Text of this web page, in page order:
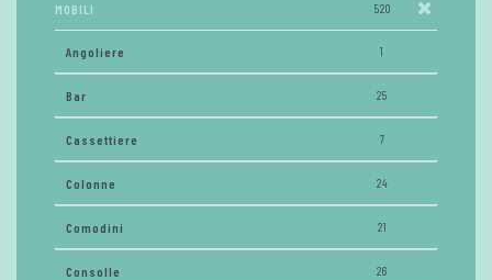
MOBILI 520
Angoliere 1
Bar 25
Cassettiere 7
Colonne 24
Comodini 21
Consolle 26